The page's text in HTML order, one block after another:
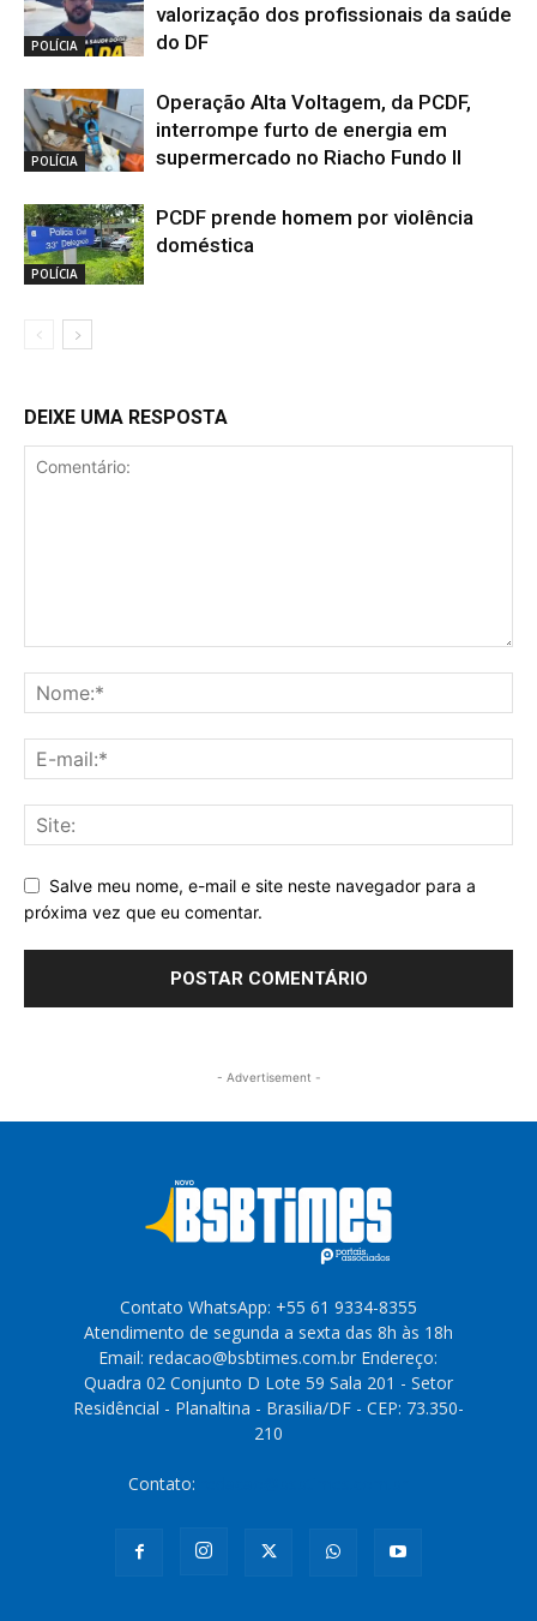
POLÍCIA
valorização dos profissionais da saúde
do DF
POLÍCIA
Operação Alta Voltagem, da PCDF,
interrompe furto de energia em
supermercado no Riacho Fundo II
POLÍCIA
PCDF prende homem por violência
doméstica
DEIXE UMA RESPOSTA
Salve meu nome, e-mail e site neste navegador para a
próxima vez que eu comentar.
- Advertisement -
Contato WhatsApp: +55 61 9334-8355
Atendimento de segunda a sexta das 8h às 18h
Email: redacao@bsbtimes.com.br Endereço:
Quadra 02 Conjunto D Lote 59 Sala 201 - Setor
Residêncial - Planaltina - Brasilia/DF - CEP: 73.350-
210
Contato: